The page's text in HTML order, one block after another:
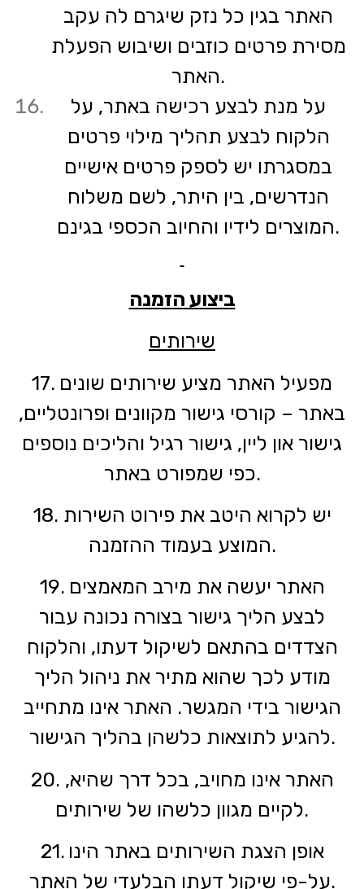
האתר בגין כל נזק שיגרם לה עקב
מסירת פרטים כוזבים ושיבוש הפעלת
האתר.
על מנת לבצע רכישה באתר, על
הלקוח לבצע תהליך מילוי פרטים
במסגרתו יש לספק פרטים אישיים
הנדרשים, בין היתר, לשם משלוח
המוצרים לידיו והחיוב הכספי בגינם.
ביצוע הזמנה
שירותים
17. מפעיל האתר מציע שירותים שונים
באתר – קורסי גישור מקוונים ופרונטליים,
גישור און ליין, גישור רגיל והליכים נוספים
כפי שמפורט באתר.
18. יש לקרוא היטב את פירוט השירות
המוצע בעמוד ההזמנה.
19. האתר יעשה את מירב המאמצים
לבצע הליך גישור בצורה נכונה עבור
הצדדים בהתאם לשיקול דעתו, והלקוח
מודע לכך שהוא מתיר את ניהול הליך
הגישור בידי המגשר. האתר אינו מתחייב
להגיע לתוצאות כלשהן בהליך הגישור.
20. האתר אינו מחויב, בכל דרך שהיא,
לקיים מגוון כלשהו של שירותים.
21. אופן הצגת השירותים באתר הינו
על-פי שיקול דעתו הבלעדי של האתר.